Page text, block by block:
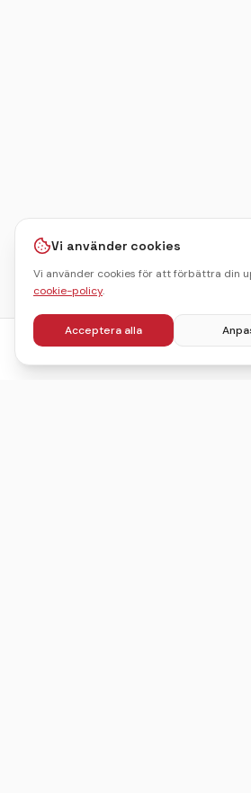
fr.499kr/pers
Vi använder cookies
Vi använder cookies för att förbättra din
cookie-policy.
Acceptera alla